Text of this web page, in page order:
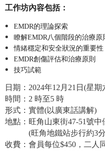
工作坊內容包括：
EMDR的理論探索
瞭解EMDR八個階段的治療原
情緒穩定和安全狀況的重要性
EMDR創傷評估和治療原則
技巧試範
日期 ： 2024年12 月 21 日 (星期
時間： 2 時至5 時
形式：實體(以廣東話講解)
地點：旺角山東街47-51號中
(旺角地鐵站步行約3
收費：會員每位$450 ，二人